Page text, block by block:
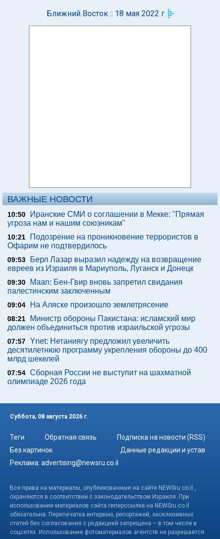
Ближний Восток :: 18 мая 2022 г.
ВАЖНЫЕ НОВОСТИ
10:50
Иранские СМИ о соглашении в Мекке: "Прямая
угроза нам и нашим союзникам"
10:21
Подозрение на проникновение террористов в
Офарим не подтвердилось
09:53
Берл Лазар выразил надежду на возвращение
евреев из Израиля в Мариуполь, Луганск и Донецк
09:30
Maan: Бен-Гвир вновь запретил свидания
палестинским заключенным
09:04 На Аляске произошло землетрясение
08:21
Министр обороны Пакистана: исламский мир
должен объединиться против израильской угрозы
07:57 Ynet: Нетаниягу предложил увеличить
десятилетнюю программу укрепления обороны до 400
млрд шекелей
07:54 Сборная России не выступит на шахматной
олимпиаде 2026 года
Суббота, 08 августа 2026 г.
Теги Обратная связь
Подписка на новости (RSS)
Без картинок
Данные редакции и устав
Реклама: advertising@newsru.co.il
Все права на материалы, опубликованные на сайте NEWSru.co.il ,
охраняются в соответствии с законодательством Израиля. При
использовании материалов сайта гиперссылка на NEWSru.co.il
обязательна. Перепечатка интервью, репортажей, эксклюзивных
статей без согласования с редакцией запрещена – в том числе в
соцсетях. Использование фотоматериалов агентств не разрешается.